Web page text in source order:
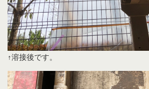
↑溶接後です。